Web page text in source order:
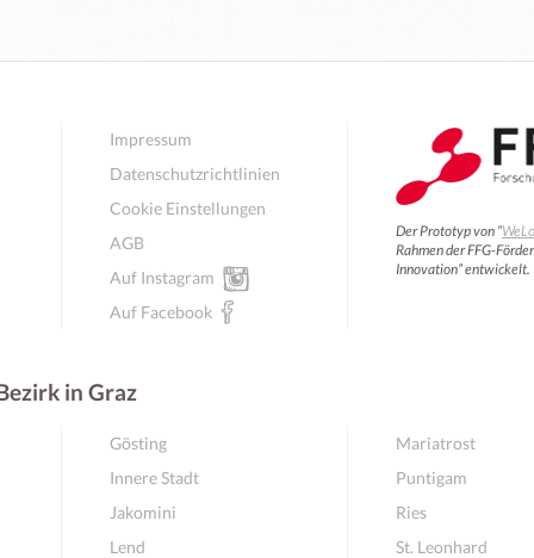
Wochenmenü
Impressum
Datenschutzrichtlinien
Cookie Einstellungen
AGB
Auf Instagram
Auf Facebook
Der Prototyp von “
Rahmen der FFG-
Innovation” entwickelt.
in Graz
Gösting
Innere Stadt
Jakomini
Lend
Mariatrost
Puntigam
Ries
St. Leonhard